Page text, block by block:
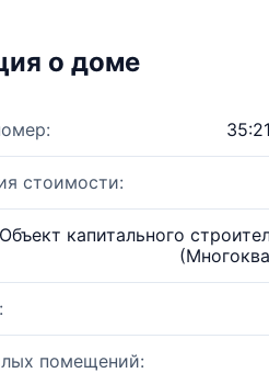
о доме
стоимости:
Объект капитального
помещений: